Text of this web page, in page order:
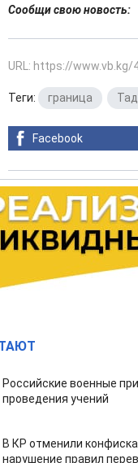
Сообщи свою новость:
URL: https://www.vb.kg/
Теги: граница
Facebook
Российские военные
проведения учений
В КР отменили
нарушение правил